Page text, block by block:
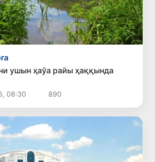
ушын ҳаўа райы ҳаққында
08:30 890